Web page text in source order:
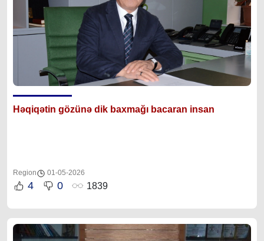
Həqiqətin gözünə dik baxmağı bacaran insan
Region 01-05-2026
4 0 1839